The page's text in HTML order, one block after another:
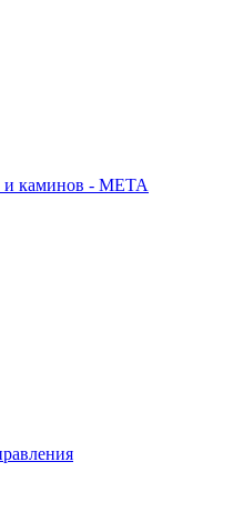
и каминов - META